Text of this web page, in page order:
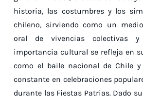
historia, las costumbres y los
chileno, sirviendo como un
oral de vivencias colectivas y
importancia cultural se refleja en
como el baile nacional de Chile
constante en celebraciones
durante las Fiestas Patrias. Dado